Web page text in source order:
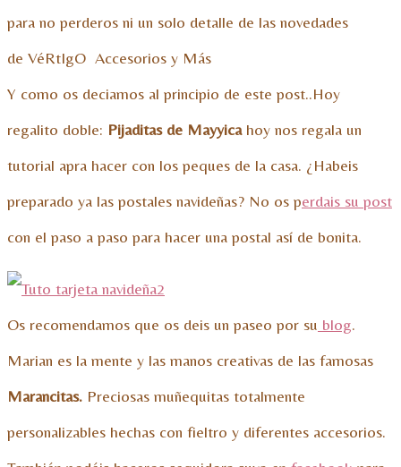
para no perderos ni un solo detalle de las novedades
de VéRtIgO Accesorios y Más
Y como os deciamos al principio de este post..Hoy
regalito doble: Pijaditas de Mayyica hoy nos regala un
tutorial apra hacer con los peques de la casa. ¿Habeis
preparado ya las postales navideñas? No os perdais su post
con el paso a paso para hacer una postal así de bonita.
Os recomendamos que os deis un paseo por su blog.
Marian es la mente y las manos creativas de las famosas
Marancitas. Preciosas muñequitas totalmente
personalizables hechas con fieltro y diferentes accesorios.